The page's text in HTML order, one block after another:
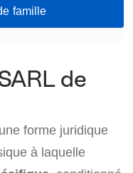
famille
de
forme juridique
à laquelle